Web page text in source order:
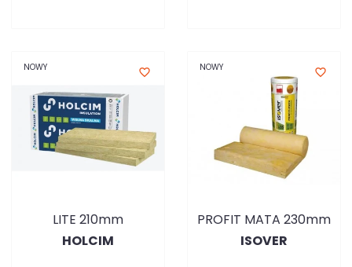
NOWY favorite_border
LITE 210mm
HOLCIM
NOWY favorite_border
PROFIT MATA 230mm
ISOVER